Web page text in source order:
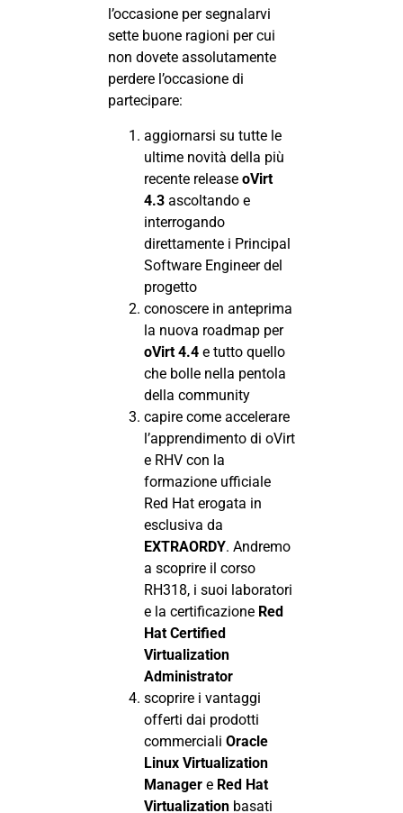
l’occasione per segnalarvi
sette buone ragioni per cui
non dovete assolutamente
perdere l’occasione di
partecipare:
aggiornarsi su tutte le
ultime novità della più
recente release oVirt
4.3 ascoltando e
interrogando
direttamente i Principal
Software Engineer del
progetto
conoscere in anteprima
la nuova roadmap per
oVirt 4.4 e tutto quello
che bolle nella pentola
della community
capire come accelerare
l’apprendimento di oVirt
e RHV con la
formazione ufficiale
Red Hat erogata in
esclusiva da
EXTRAORDY. Andremo
a scoprire il corso
RH318, i suoi laboratori
e la certificazione Red
Hat Certified
Virtualization
Administrator
scoprire i vantaggi
offerti dai prodotti
commerciali Oracle
Linux Virtualization
Manager e Red Hat
Virtualization basati